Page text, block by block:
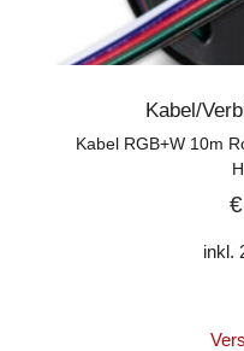
Kabel/
Kabel RGB+W 10m
€
inkl.